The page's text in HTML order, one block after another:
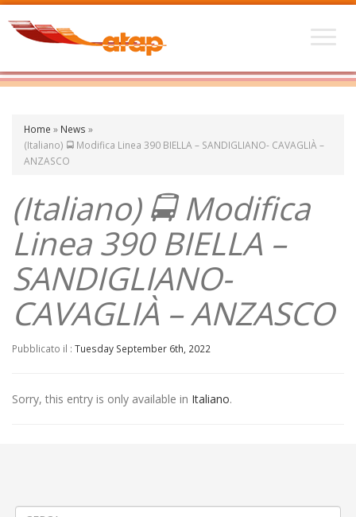
Home » News »
(Italiano) 🚍 Modifica Linea 390 BIELLA – SANDIGLIANO- CAVAGLIÀ –
ANZASCO
(Italiano) 🚍 Modifica
Linea 390 BIELLA –
SANDIGLIANO-
CAVAGLIÀ – ANZASCO
Pubblicato il : Tuesday September 6th, 2022
Sorry, this entry is only available in Italiano.